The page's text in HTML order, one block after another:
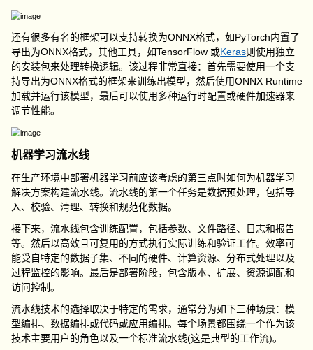
还有很多有名的框架可以支持转换为ONNX格式，如PyTorch内置了
导出为ONNX格式，其他工具，如TensorFlow 或Keras则使用独立
的安装包来处理转换逻辑。该过程非常直接：首先需要使用一个支
持导出为ONNX格式的框架来训练出模型，然后使用ONNX Runtime
加载并运行该模型，最后可以使用多种运行时配置或硬件加速器来
调节性能。
机器学习流水线
在生产环境中部署机器学习前应该考虑的第三点时如何为机器学习
解决方案构建流水线。流水线的第一个任务是数据预处理，包括导
入、校验、清理、转换和规范化数据。
接下来，流水线包含训练配置，包括参数、文件路径、日志和报告
等。然后以高效且可复用的方式执行实际训练和验证工作。效率可
能受自特定的数据子集、不同的硬件、计算资源、分布式处理以及
过程监控的影响。最后是部署阶段，包含版本、扩展、资源调配和
访问控制。
流水线技术的选择取决于特定的需求，通常分为如下三种场景：模
型编排、数据编排或代码或应用编排。每个场景都围绕一个作为该
技术主要用户的角色以及一个标准流水线(这是典型的工作流)。